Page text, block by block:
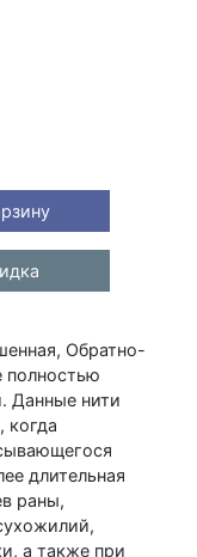
Обратно-
полностью
Данные нити
когда
длительная
раны,
а также при